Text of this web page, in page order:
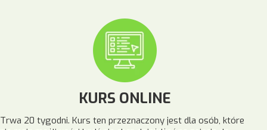
KURS ONLINE
Trwa 20 tygodni. Kurs ten przeznaczony jest dla osób, które